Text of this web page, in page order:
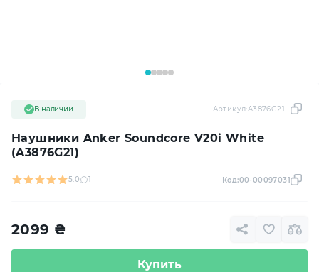
Наушники Anker Soundcore V20i White
(A3876G21)
В наличии Артикул:A3876G21
5.0 1 Код:00-00097031
2099 ₴
Купить